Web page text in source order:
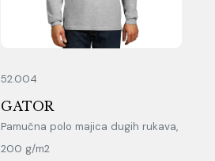
52.004
GATOR
Pamučna polo majica dugih rukava,
200 g/m2